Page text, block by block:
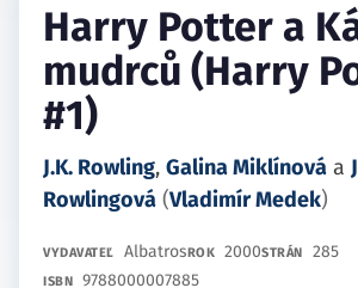
Harry Potter a
mudrců (Harry
#1)
J.K. Rowling, Galina Miklínová a
Rowlingová (Vladimír Medek)
VYDAVATEĽ AlbatrosROK 2000STRÁN 285
ISBN 9788000007885